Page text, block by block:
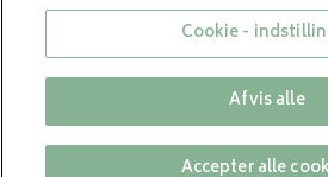
© All rights
Luk
Cookie -
Afvis alle
Accepter alle